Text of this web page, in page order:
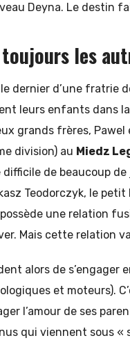
Deyna. Le destin
les
dernier d’une fratrie
leurs enfants dans
grands frères, Pawel
division) au Miedz
difficile de beaucoup
Teodorczyk, le
une relation
Mais cette relation
alors de s’engager
et moteurs).
l’amour de ses
qui viennent sous «